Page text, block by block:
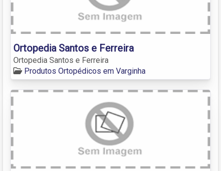
Ortopedia Santos e Ferreira
Ortopedia Santos e Ferreira
Produtos Ortopédicos em Varginha